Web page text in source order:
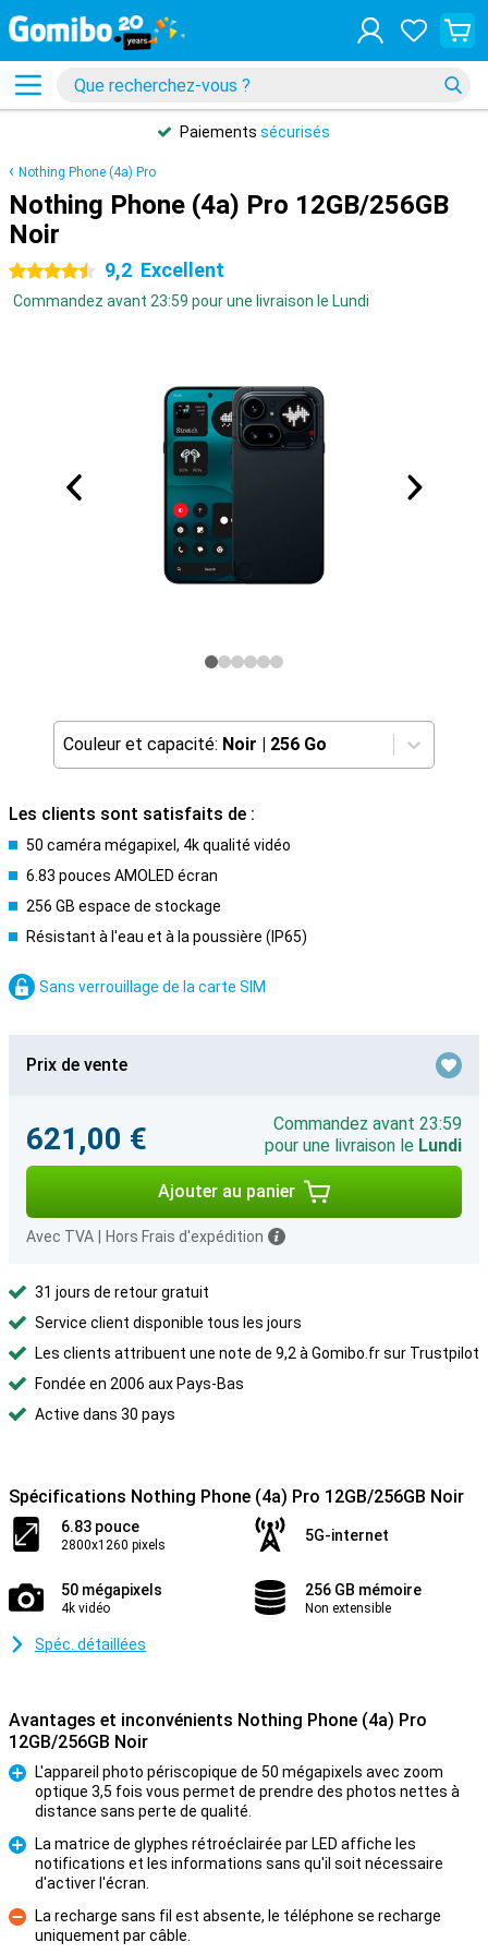
Paiements sécurisés
Nothing Phone (4a) Pro
Nothing Phone (4a) Pro 12GB/256GB
Noir
4.5 étoiles 9,2 Excellent
Commandez avant 23:59 pour une livraison le Lundi
Couleur et capacité: Noir | 256 Go
Les clients sont satisfaits de :
50 caméra mégapixel, 4k qualité vidéo
6.83 pouces AMOLED écran
256 GB espace de stockage
Résistant à l'eau et à la poussière (IP65)
Sans verrouillage de la carte SIM
Prix de vente
621,00 €
Commandez avant 23:59
pour une livraison le Lundi
Ajouter au panier
Avec TVA Hors Frais d'expédition
31 jours de retour gratuit
Service client disponible tous les jours
Les clients attribuent une note de 9,2 à Gomibo.fr sur Trustpilot
Fondée en 2006 aux Pays-Bas
Active dans 30 pays
Spécifications Nothing Phone (4a) Pro 12GB/256GB Noir
6.83 pouce
2800x1260 pixels
5G-internet
50 mégapixels
4k vidéo
256 GB mémoire
Non extensible
Spéc. détaillées
Avantages et inconvénients Nothing Phone (4a) Pro
12GB/256GB Noir
Pour
L'appareil photo périscopique de 50 mégapixels avec zoom
optique 3,5 fois vous permet de prendre des photos nettes à
distance sans perte de qualité.
Pour
La matrice de glyphes rétroéclairée par LED affiche les
notifications et les informations sans qu'il soit nécessaire
d'activer l'écran.
Contre
La recharge sans fil est absente, le téléphone se recharge
uniquement par câble.